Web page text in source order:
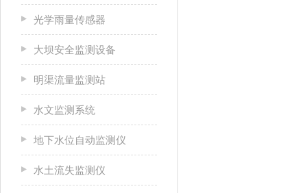
光学雨量传感器
大坝安全监测设备
明渠流量监测站
水文监测系统
地下水位自动监测仪
水土流失监测仪